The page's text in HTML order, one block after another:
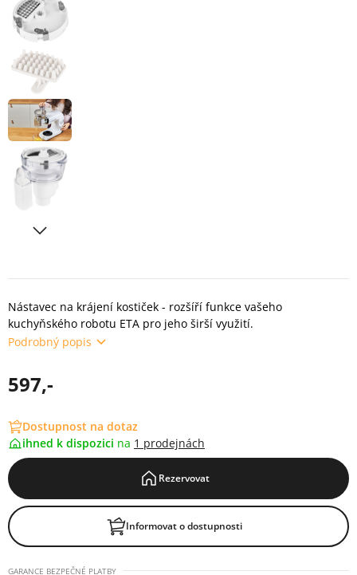
Nástavec na krájení kostiček - rozšíří funkce vašeho
kuchyňského robotu ETA pro jeho širší využití.
Podrobný popis
597,-
Dostupnost na dotaz
ihned k dispozici na 1 prodejnách
Rezervovat
Informovat o dostupnosti
GARANCE BEZPEČNÉ PLATBY